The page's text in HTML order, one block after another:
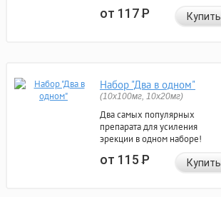
от 117Р Купить
Набор "Два в одном"
(10x100мг, 10x20мг)
Два самых популярных
препарата для усиления
эрекции в одном наборе!
от 115Р Купить